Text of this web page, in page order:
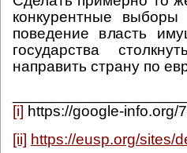
конкурентные
поведение власть
государства
направить страну по
[i] https://google-info.org/
[ii] https://eusp.org/sites/